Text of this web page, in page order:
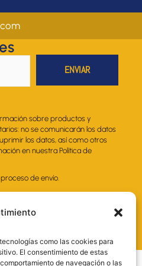
como las cookies para
El consentimiento de estas
de navegación o las
k
e
d
i
t
b
e
t
a
p
sobre productos y
no se comunicarán los datos
los datos, así como otros
en nuestra Política de
de envío.